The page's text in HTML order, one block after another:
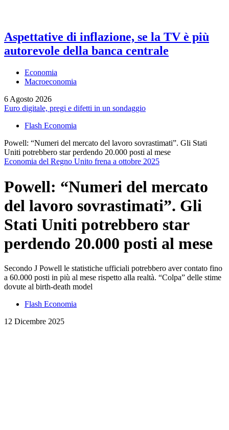
Aspettative di inflazione, se la TV è più
autorevole della banca centrale
Economia
Macroeconomia
6 Agosto 2026
Euro digitale, pregi e difetti in un sondaggio
Flash Economia
Powell: “Numeri del mercato del lavoro sovrastimati”. Gli Stati
Uniti potrebbero star perdendo 20.000 posti al mese
Economia del Regno Unito frena a ottobre 2025
Powell: “Numeri del mercato
del lavoro sovrastimati”. Gli
Stati Uniti potrebbero star
perdendo 20.000 posti al mese
Secondo J Powell le statistiche ufficiali potrebbero aver contato fino
a 60.000 posti in più al mese rispetto alla realtà. “Colpa” delle stime
dovute al birth-death model
Flash Economia
12 Dicembre 2025